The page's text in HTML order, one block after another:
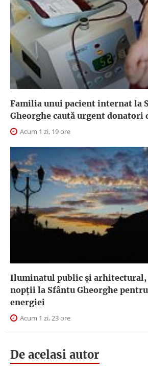
Familia unui pacient internat la
Gheorghe caută urgent donatori
Acum 1 zi, 19 ore
Iluminatul public şi arhitectural,
nopţii la Sfântu Gheorghe
energiei
Acum 1 zi, 23 ore
De acelasi autor